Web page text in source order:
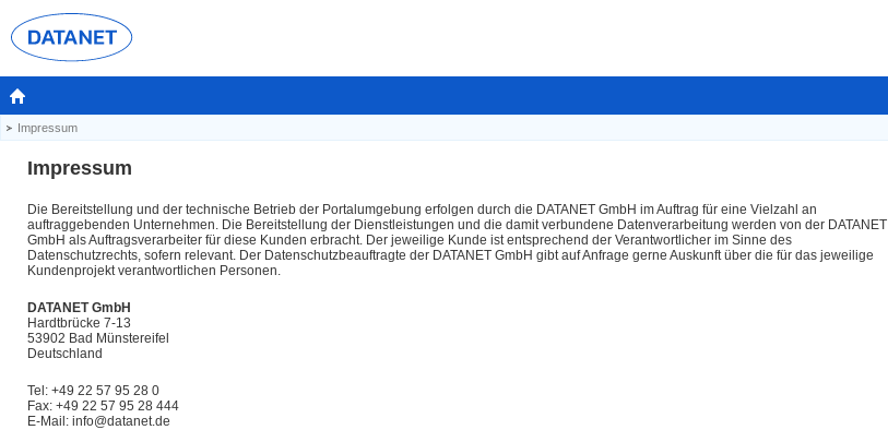
Impressum
Impressum
Die Bereitstellung und der technische Betrieb der Portalumgebung erfolgen durch die DATANET GmbH im Auftrag für eine Vielzahl an
auftraggebenden Unternehmen. Die Bereitstellung der Dienstleistungen und die damit verbundene Datenverarbeitung werden von der DATANET
GmbH als Auftragsverarbeiter für diese Kunden erbracht. Der jeweilige Kunde ist entsprechend der Verantwortlicher im Sinne des
Datenschutzrechts, sofern relevant. Der Datenschutzbeauftragte der DATANET GmbH gibt auf Anfrage gerne Auskunft über die für das jeweilige
Kundenprojekt verantwortlichen Personen.
DATANET GmbH
Hardtbrücke 7-13
53902 Bad Münstereifel
Deutschland
Tel: +49 22 57 95 28 0
Fax: +49 22 57 95 28 444
E-Mail: info@datanet.de